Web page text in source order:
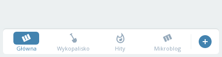
Główna Wykopalisko Hity Mikroblog